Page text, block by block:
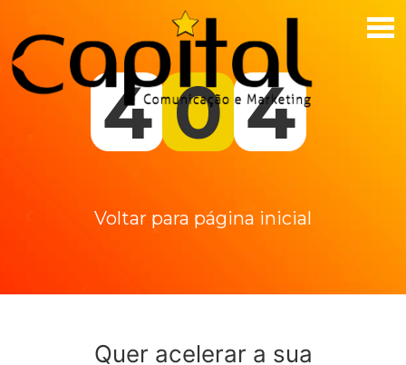
4 0 4
Voltar para página inicial
Quer acelerar a sua